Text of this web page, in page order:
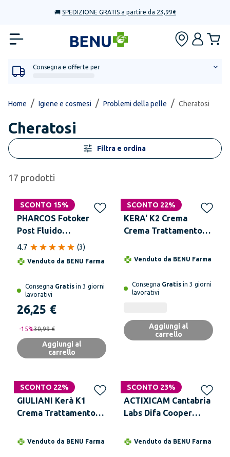
🚚 SPEDIZIONE GRATIS a partire da 23,99€
Consegna e offerte per
Home / Igiene e cosmesi / Problemi della pelle / Cheratosi
Cheratosi
Filtra e ordina
17 prodotti
SCONTO 15%
PHARCOS Fotoker
Post Fluido
Dermatologico 50 ml
4.7 (3)
Venduto da BENU Farma
Consegna Gratis in 3 giorni
lavorativi
26,25 €
-15%30,99 €
Aggiungi al
carrello
SCONTO 22%
KERA' K2 Crema
Crema Trattamento
ml
Venduto da BENU Farma
Consegna Gratis in 3 giorni
lavorativi
Aggiungi al
carrello
SCONTO 22%
GIULIANI Kerà K1
Crema Trattamento
Venduto da BENU Farma
SCONTO 23%
ACTIXICAM Cantabria
Labs Difa Cooper
ml
Venduto da BENU Farma